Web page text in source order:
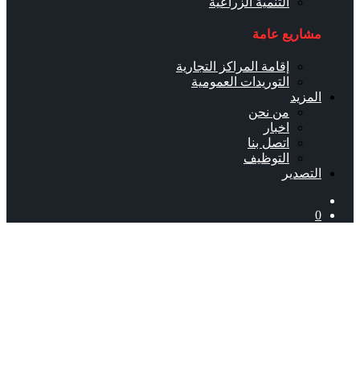
مشاريع عامة
إقامة المراكز التجارية
التوريدات العمومية
المزيد
من نحن
اخبار
اتصل بنا
التوظيف
التصدير
0